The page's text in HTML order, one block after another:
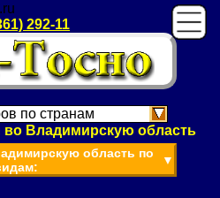
292-11
по странам
Владимирскую область
область по
▼